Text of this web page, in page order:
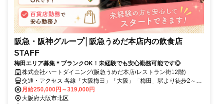
阪急・阪神グループ│阪急うめだ本店内の飲食店
STAFF
梅田エリア募集＊ブランクOK！未経験でも安心勤務可能です◎
株式会社ハートダイニング(阪急うめだ本店/レストラン街12階)
交通・アクセス 各線「大阪梅田」「大阪」「梅田」駅より徒歩2～3
分
月給250,000円～319,000円
大阪府大阪市北区